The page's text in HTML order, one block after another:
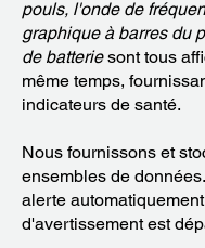
pouls, l'onde de
graphique à barres du
de batteriesont tous
même temps,
indicateurs de santé.
Nous fournissons et
ensembles de
alerte
d'avertissement est